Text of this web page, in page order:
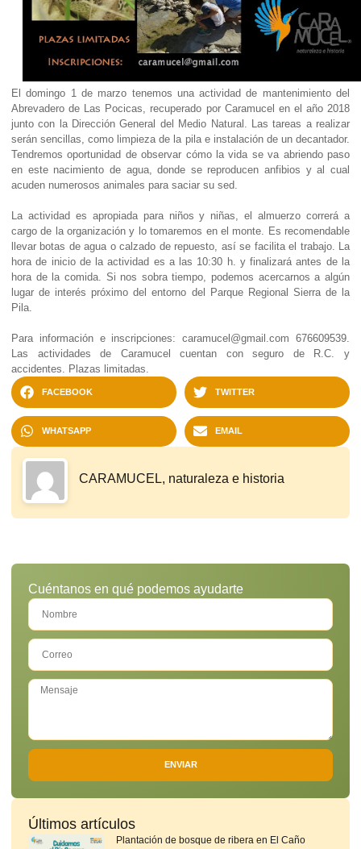
El domingo 1 de marzo tenemos una actividad de mantenimiento del
Abrevadero de Las Pocicas, recuperado por Caramucel en el año 2018
junto con la Dirección General del Medio Natural. Las tareas a realizar
serán sencillas, como limpieza de la pila e instalación de un decantador.
Tendremos oportunidad de observar cómo la vida se va abriendo paso
en este nacimiento de agua, donde se reproducen anfibios y al cual
acuden numerosos animales para saciar su sed.
La actividad es apropiada para niños y niñas, el almuerzo correrá a
cargo de la organización y lo tomaremos en el monte. Es recomendable
llevar botas de agua o calzado de repuesto, así se facilita el trabajo. La
hora de inicio de la actividad es a las 10:30 h. y finalizará antes de la
hora de la comida. Si nos sobra tiempo, podemos acercarnos a algún
lugar de interés próximo del entorno del Parque Regional Sierra de la
Pila.
Para información e inscripciones: caramucel@gmail.com 676609539.
Las actividades de Caramucel cuentan con seguro de R.C. y
accidentes. Plazas limitadas.
FACEBOOK TWITTER
WHATSAPP EMAIL
CARAMUCEL, naturaleza e historia
Cuéntanos en qué podemos ayudarte
ENVIAR
Últimos artículos
Plantación de bosque de ribera en El Caño